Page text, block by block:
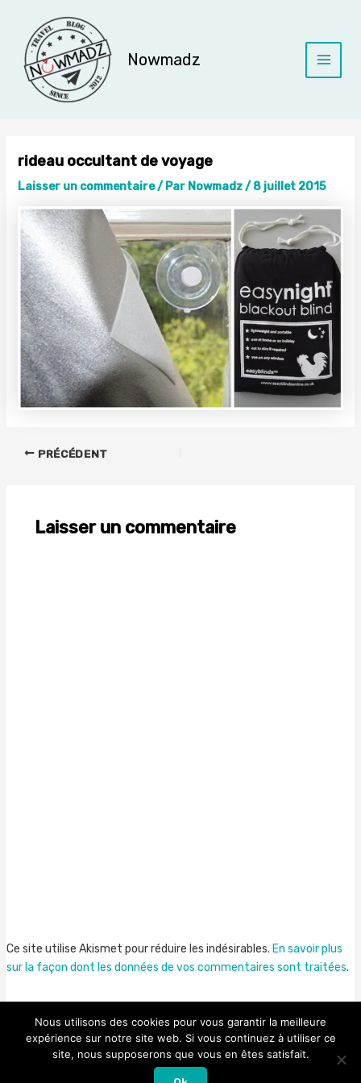
contenu
Nowmadz
Main
rideau occultant de voyage
Laisser un commentaire / Par Nowmadz/ 8 juillet 2015
PRÉCÉDENT
Laisser un commentaire
Ce site utilise Akismet pour réduire les indésirables. En savoir plus
sur la façon dont les données de vos commentaires sont traitées.
Nous utilisons des cookies pour vous garantir la meilleure
expérience sur notre site web. Si vous continuez à utiliser ce
site, nous supposerons que vous en êtes satisfait.